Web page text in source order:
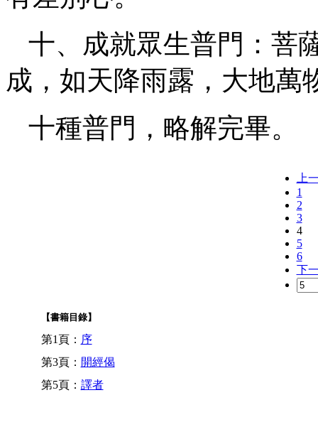
十、成就眾生普門：菩
成，如天降雨露，大地萬
十種普門，略解完畢。
上
1
2
3
4
5
6
下
【書籍目錄】
第1頁： 序
第3頁： 開經偈
第5頁： 譯者